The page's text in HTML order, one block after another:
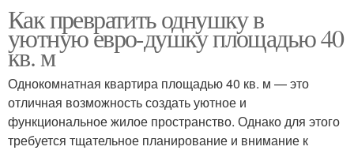
Как превратить однушку в
уютную евро-душку площадью 40
кв. м
Однокомнатная квартира площадью 40 кв. м — это
отличная возможность создать уютное и
функциональное жилое пространство. Однако для этого
требуется тщательное планирование и внимание к